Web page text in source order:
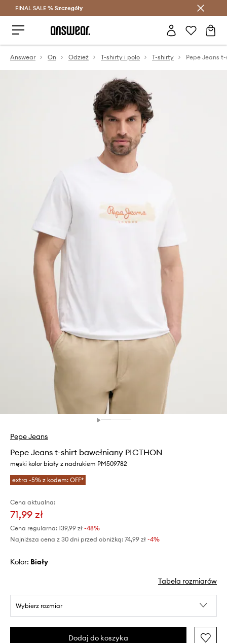
Oszczędzaj z Answear Club >
FINAL SALE % Szczegóły
Answear On Odzież T-shirty i polo T-shirty
Pepe Jeans
Pepe Jeans t-shirt bawełniany PICTHON
męski kolor biały z nadrukiem PM509782
extra -5% z kodem: OFF*
Cena aktualna:
71,99 zł
Cena regularna: 139,99 zł -48%
Najniższa cena z 30 dni przed obniżką: 74,99 zł -4%
Kolor: biały
Tabela rozmiarów
Wybierz rozmiar
Dodaj do koszyka